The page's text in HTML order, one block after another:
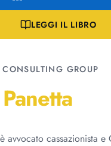
LEGGI IL LIBRO
CONSULTING GROUP
Panetta
avvocato cassazionista e